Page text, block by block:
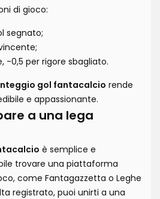
di gioco:
segnato;
-0,5 per rigore sbagliato.
gol fantacalcio rende
e appassionante.
a una lega
è semplice e
trovare una piattaforma
come Fantagazzetta o Leghe
registrato, puoi unirti a una